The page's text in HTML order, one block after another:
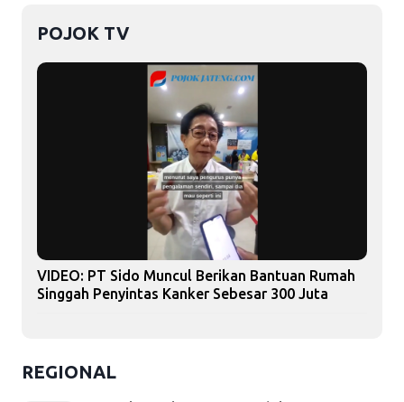
POJOK TV
VIDEO: PT Sido Muncul Berikan Bantuan Rumah
Singgah Penyintas Kanker Sebesar 300 Juta
REGIONAL